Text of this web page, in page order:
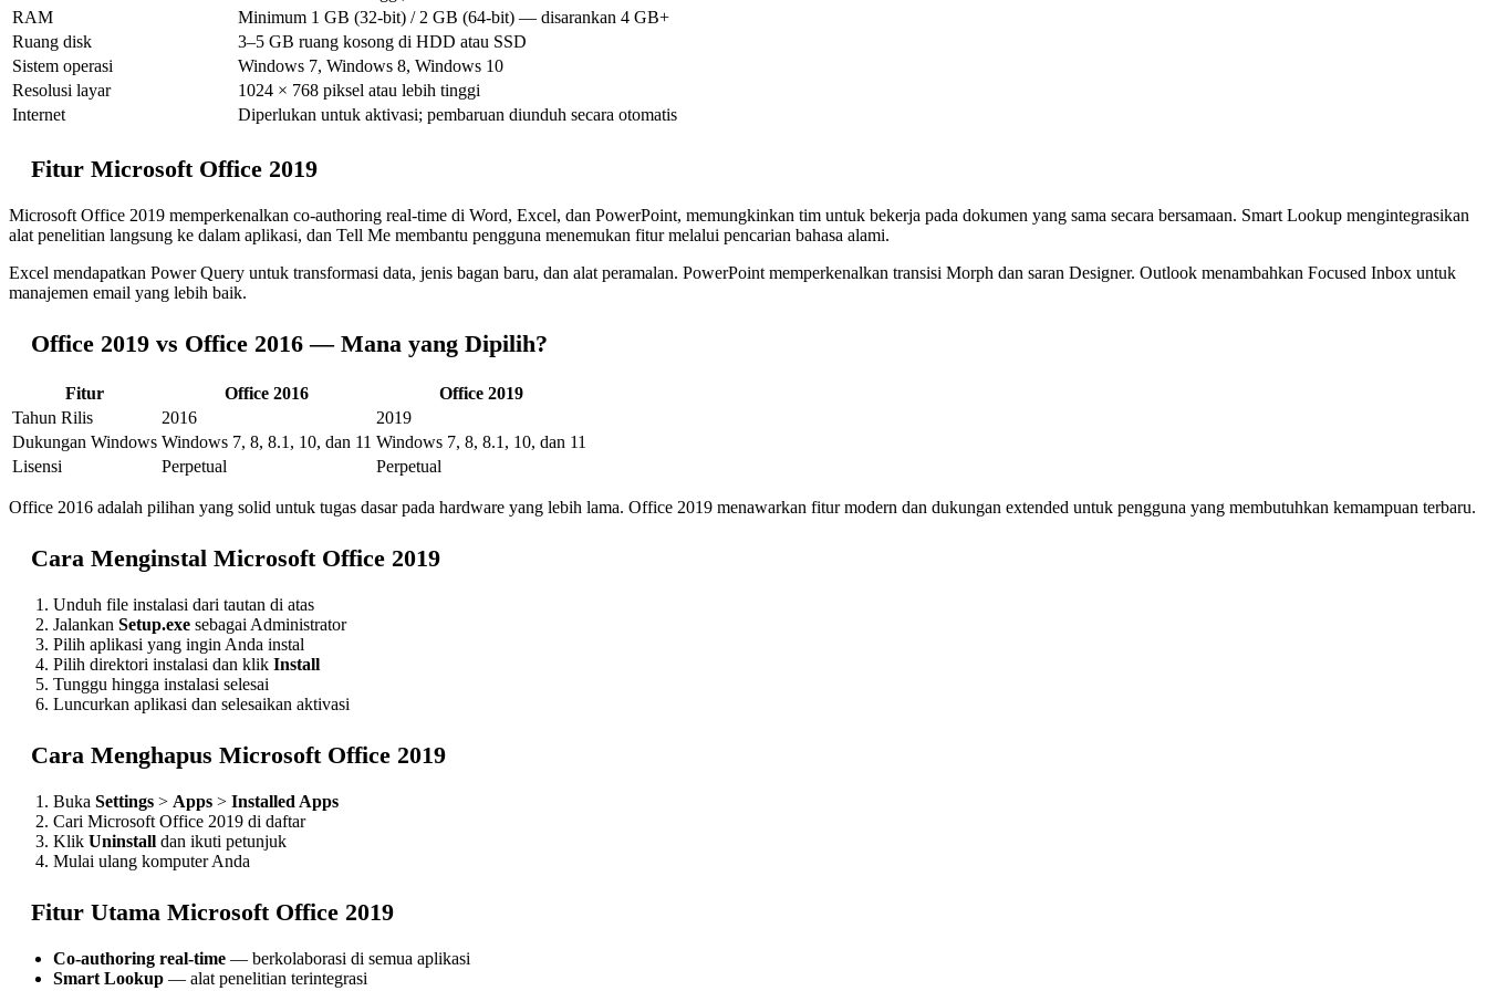
RAM
Minimum 1 GB (32-bit) / 2 GB (64-bit) — disarankan 4 GB+
Ruang disk
3–5 GB ruang kosong di HDD atau SSD
Sistem operasi
Windows 7, Windows 8, Windows 10
Resolusi layar
1024 × 768 piksel atau lebih tinggi
Internet
Diperlukan untuk aktivasi; pembaruan diunduh secara otomatis
Fitur Microsoft Office 2019
Microsoft Office 2019 memperkenalkan co-authoring real-time di Word, Excel, dan PowerPoint, memungkinkan tim untuk bekerja pada dokumen yang sama secara bersamaan. Smart Lookup mengintegrasikan
alat penelitian langsung ke dalam aplikasi, dan Tell Me membantu pengguna menemukan fitur melalui pencarian bahasa alami.
Excel mendapatkan Power Query untuk transformasi data, jenis bagan baru, dan alat peramalan. PowerPoint memperkenalkan transisi Morph dan saran Designer. Outlook menambahkan Focused Inbox untuk
manajemen email yang lebih baik.
Office 2019 vs Office 2016 — Mana yang Dipilih?
Fitur Office 2016
Office 2019
Tahun Rilis
2016
2019
Dukungan Windows Windows 7, 8, 8.1, 10, dan 11 Windows 7, 8, 8.1, 10, dan 11
Lisensi
Perpetual Perpetual
Office 2016 adalah pilihan yang solid untuk tugas dasar pada hardware yang lebih lama. Office 2019 menawarkan fitur modern dan dukungan extended untuk pengguna yang membutuhkan kemampuan terbaru.
Cara Menginstal Microsoft Office 2019
Unduh file instalasi dari tautan di atas
Jalankan Setup.exe sebagai Administrator
Pilih aplikasi yang ingin Anda instal
Pilih direktori instalasi dan klik Install
Tunggu hingga instalasi selesai
Luncurkan aplikasi dan selesaikan aktivasi
Cara Menghapus Microsoft Office 2019
Buka Settings > Apps > Installed Apps
Cari Microsoft Office 2019 di daftar
Klik Uninstall dan ikuti petunjuk
Mulai ulang komputer Anda
Fitur Utama Microsoft Office 2019
Co-authoring real-time — berkolaborasi di semua aplikasi
Smart Lookup — alat penelitian terintegrasi